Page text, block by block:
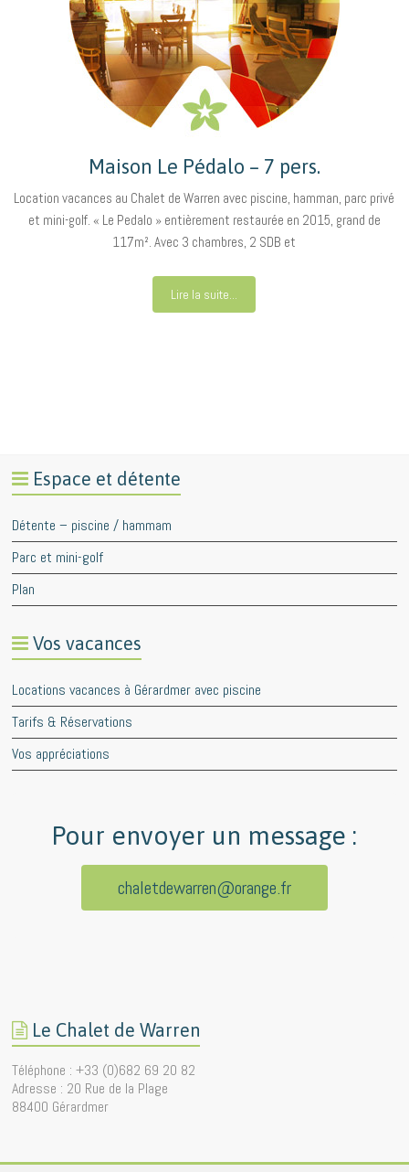
Maison Le Pédalo – 7 pers.
Location vacances au Chalet de Warren avec piscine, hamman, parc privé
et mini-golf. « Le Pedalo » entièrement restaurée en 2015, grand de
117m². Avec 3 chambres, 2 SDB et
Lire la suite...
Espace et détente
Détente – piscine / hammam
Parc et mini-golf
Plan
Vos vacances
Locations vacances à Gérardmer avec piscine
Tarifs & Réservations
Vos appréciations
Pour envoyer un message :
chaletdewarren@orange.fr
Le Chalet de Warren
Téléphone : +33 (0)682 69 20 82
Adresse : 20 Rue de la Plage
88400 Gérardmer